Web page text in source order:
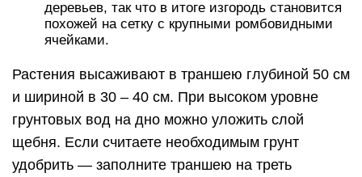
деревьев, так что в итоге изгородь становится
похожей на сетку с крупными ромбовидными
ячейками.
Растения высаживают в траншею глубиной 50 см
и шириной в 30 – 40 см. При высоком уровне
грунтовых вод на дно можно уложить слой
щебня. Если считаете необходимым грунт
удобрить — заполните траншею на треть